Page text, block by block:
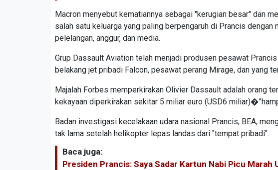
Macron menyebut kematiannya sebagai "kerugian besar" dan
salah satu keluarga yang paling berpengaruh di Prancis dengan
pelelangan, anggur, dan media.
Grup Dassault Aviation telah menjadi produsen pesawat
belakang jet pribadi Falcon, pesawat perang Mirage, dan yang
Majalah Forbes memperkirakan Olivier Dassault adalah orang
kekayaan diperkirakan sekitar 5 miliar euro (USD6
Badan investigasi kecelakaan udara nasional Prancis, BEA,
tak lama setelah helikopter lepas landas dari "tempat pribadi".
Baca juga:
Presiden Prancis: Saya Sadar Kartun Nabi Picu Marah